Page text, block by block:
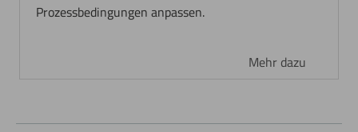
Prozessbedingungen anpassen.
Mehr dazu